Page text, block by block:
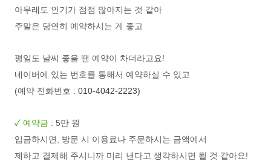
아무래도 인기가 점점 많아지는 것 같아
주말은 당연히 예약하시는 게 좋고
평일도 날씨 좋을 땐 예약이 차더라고요!
네이버에 있는 번호를 통해서 예약하실 수 있고
(예약 전화번호 : 010-4042-2223)
✓ 예약금 : 5만 원
입금하시면, 방문 시 이용료나 주문하시는 금액에서
제하고 결제해 주시니까 미리 낸다고 생각하시면 될 것 같아요!